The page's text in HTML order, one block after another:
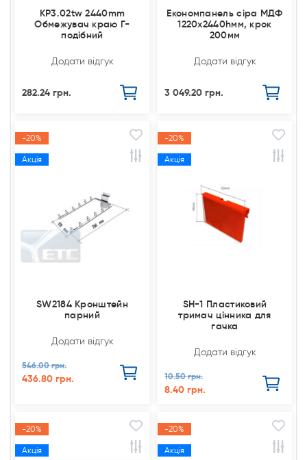
КР3.02tw 2440mm
Обмежувач краю Г-
подібний
Додати відгук
282.24 грн.
Економпанель сіра МДФ
1220х2440hмм, крок
200мм
Додати відгук
3 049.20 грн.
-20%
Акція
SW2184 Кронштейн
парний
Додати відгук
546.00 грн.
436.80 грн.
-20%
Акція
SH-1 Пластиковий
тримач цінника для
гачка
Додати відгук
10.50 грн.
8.40 грн.
-20%
Акція
-20%
Акція